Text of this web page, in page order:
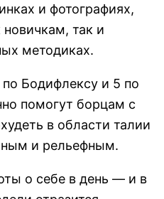
и фотографиях,
новичкам, так и
методиках.
Бодифлексу и 5 по
помогут борцам с
в области талии
и рельефным.
о себе в день — и в